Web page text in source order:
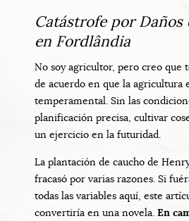
Catástrofe por
en Fordlândia
No soy agricultor, pero creo que
de acuerdo en que la agricultura
temperamental. Sin las
planificación precisa, cultivar
un ejercicio en la futuridad.
La plantación de caucho de
fracasó por varias razones. Si
todas las variables aquí, este
convertiría en una novela. En